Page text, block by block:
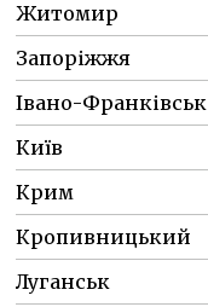
Житомир
Запоріжжя
Івано-Франківськ
Київ
Крим
Кропивницький
Луганськ